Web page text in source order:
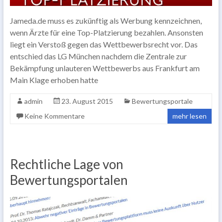
Jameda.de muss es zukünftig als Werbung kennzeichnen,
wenn Ärzte für eine Top-Platzierung bezahlen. Ansonsten
liegt ein Verstoß gegen das Wettbewerbsrecht vor. Das
entschied das LG München nachdem die Zentrale zur
Bekämpfung unlauteren Wettbewerbs aus Frankfurt am
Main Klage erhoben hatte
admin 23. August 2015
Bewertungsportale
Keine Kommentare
mehr lesen
Rechtliche Lage von
Bewertungsportalen